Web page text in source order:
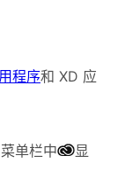
程序和 XD 应
单栏中
显